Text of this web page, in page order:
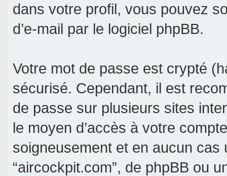
dans votre profil, vous pouvez
d’e-mail par le logiciel phpBB.
Votre mot de passe est crypté
sécurisé. Cependant, il est
de passe sur plusieurs sites
le moyen d’accès à votre
soigneusement et en aucun cas
“aircockpit.com”, de phpBB ou